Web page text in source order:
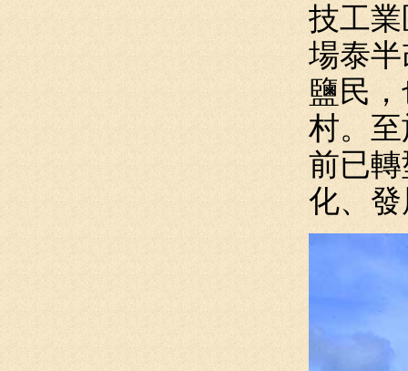
技工
場泰
鹽民
村。
前已
化、